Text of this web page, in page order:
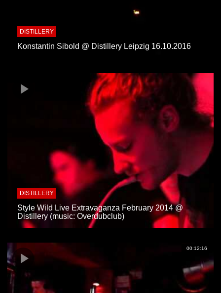
DISTILLERY
Konstantin Sibold @ Distillery Leipzig 16.10.2016
DISTILLERY
Style Wild Live Extravaganza February 2014 @
Distillery (music: Overdubclub)
00:12:16